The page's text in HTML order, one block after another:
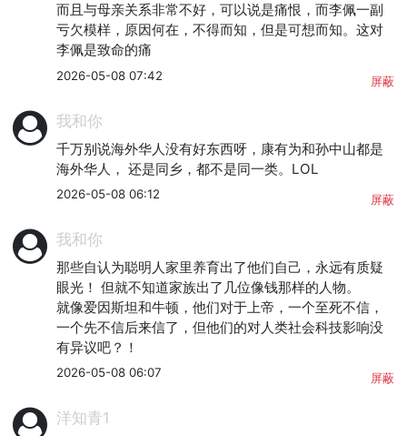
而且与母亲关系非常不好，可以说是痛恨，而李佩一副
亏欠模样，原因何在，不得而知，但是可想而知。这对
李佩是致命的痛
2026-05-08 07:42 屏蔽
我和你
千万别说海外华人没有好东西呀，康有为和孙中山都是
海外华人， 还是同乡，都不是同一类。LOL
2026-05-08 06:12 屏蔽
我和你
那些自认为聪明人家里养育出了他们自己，永远有质疑
眼光！ 但就不知道家族出了几位像钱那样的人物。
就像爱因斯坦和牛顿，他们对于上帝，一个至死不信，
一个先不信后来信了，但他们的对人类社会科技影响没
有异议吧？！
2026-05-08 06:07 屏蔽
洋知青1